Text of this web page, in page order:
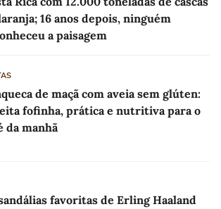
16 anos depois, ninguém
a paisagem
de maçã com aveia sem glúten:
fofinha, prática e nutritiva para o
da manhã
favoritas de Erling Haaland